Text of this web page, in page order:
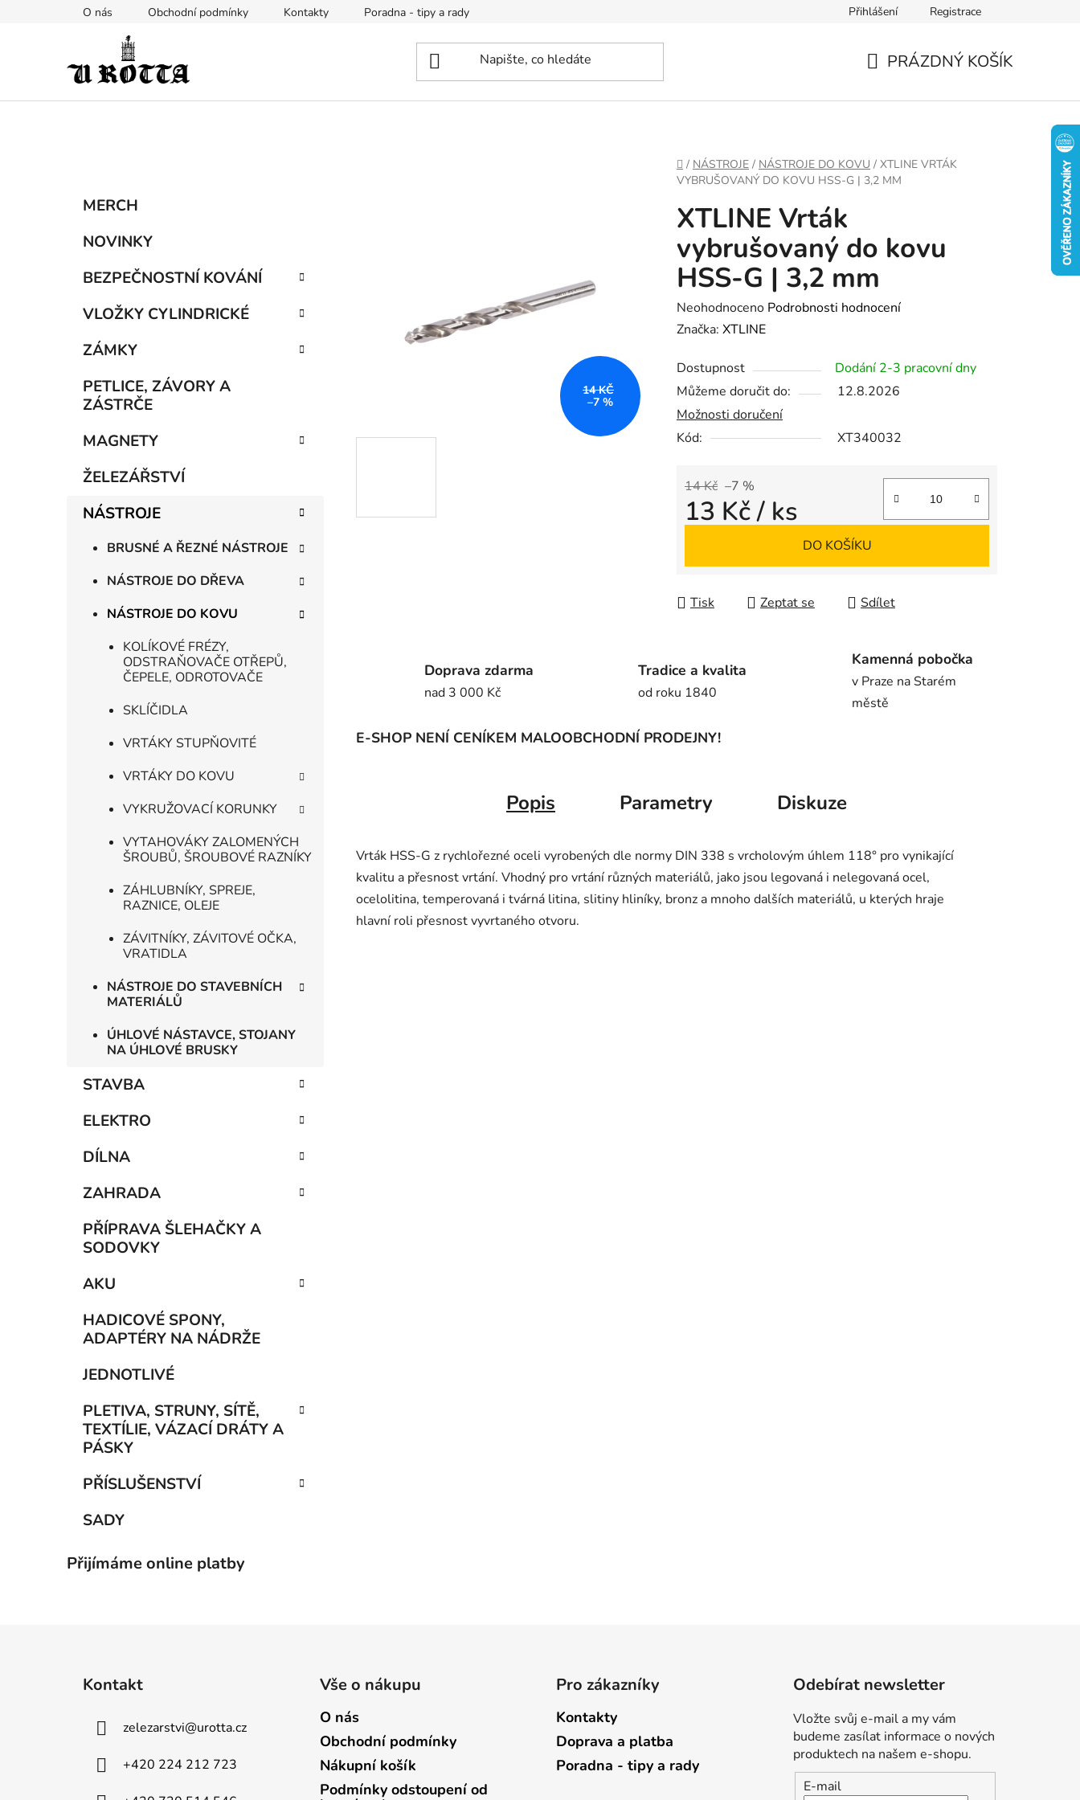
O nás Obchodní podmínky Kontakty Poradna - tipy a rady Přihlášení Registrace
PRÁZDNÝ KOŠÍK
DOMŮ
/ NÁSTROJE / NÁSTROJE DO KOVU / XTLINE VRTÁK
VYBRUŠOVANÝ DO KOVU HSS-G | 3,2 MM
Přeskočit
kategorie
MERCH
NOVINKY
BEZPEČNOSTNÍ KOVÁNÍ
VLOŽKY CYLINDRICKÉ
ZÁMKY
PETLICE, ZÁVORY A
ZÁSTRČE
MAGNETY
ŽELEZÁŘSTVÍ
NÁSTROJE
BRUSNÉ A ŘEZNÉ NÁSTROJE
NÁSTROJE DO DŘEVA
NÁSTROJE DO KOVU
KOLÍKOVÉ FRÉZY,
ODSTRAŇOVAČE OTŘEPŮ,
ČEPELE, ODROTOVAČE
SKLÍČIDLA
VRTÁKY STUPŇOVITÉ
VRTÁKY DO KOVU
VYKRUŽOVACÍ KORUNKY
VYTAHOVÁKY ZALOMENÝCH
ŠROUBŮ, ŠROUBOVÉ RAZNÍKY
ZÁHLUBNÍKY, SPREJE,
RAZNICE, OLEJE
ZÁVITNÍKY, ZÁVITOVÉ OČKA,
VRATIDLA
NÁSTROJE DO STAVEBNÍCH
MATERIÁLŮ
ÚHLOVÉ NÁSTAVCE, STOJANY
NA ÚHLOVÉ BRUSKY
STAVBA
ELEKTRO
DÍLNA
ZAHRADA
PŘÍPRAVA ŠLEHAČKY A
SODOVKY
AKU
HADICOVÉ SPONY,
ADAPTÉRY NA NÁDRŽE
JEDNOTLIVÉ
PLETIVA, STRUNY, SÍTĚ,
TEXTÍLIE, VÁZACÍ DRÁTY A
PÁSKY
PŘÍSLUŠENSTVÍ
SADY
Přijímáme online platby
XTLINE Vrták
vybrušovaný do kovu
HSS-G | 3,2 mm
Průměrné
hodnocení
je
0,0
z
5
Neohodnoceno Podrobnosti hodnocení
Značka: XTLINE
Dostupnost
Dodání 2-3 pracovní dny
Můžeme doručit do:
12.8.2026
Možnosti doručení
Kód:
XT340032
14 Kč –7 %
13 Kč/ ks
DO KOŠÍKU
Tisk Zeptat se Sdílet
14 KČ
–7 %
Doprava zdarma
nad 3 000 Kč
Tradice a kvalita
od roku 1840
Kamenná pobočka
v Praze na Starém
městě
E-SHOP NENÍ CENÍKEM MALOOBCHODNÍ PRODEJNY!
Popis Parametry Diskuze
Vrták HSS-G z rychlořezné oceli vyrobených dle normy DIN 338 s vrcholovým úhlem 118° pro vynikající
kvalitu a přesnost vrtání. Vhodný pro vrtání různých materiálů, jako jsou legovaná i nelegovaná ocel,
ocelolitina, temperovaná i tvárná litina, slitiny hliníky, bronz a mnoho dalších materiálů, u kterých hraje
hlavní roli přesnost vyvrtaného otvoru.
Kontakt
zelezarstvi@urotta.cz
+420 224 212 723
Vše o nákupu
O nás
Obchodní podmínky
Nákupní košík
Podmínky odstoupení od
Pro zákazníky
Kontakty
Doprava a platba
Poradna - tipy a rady
Odebírat newsletter
Vložte svůj e-mail a my vám
budeme zasílat informace o nových
produktech na našem e-shopu.
E-mail